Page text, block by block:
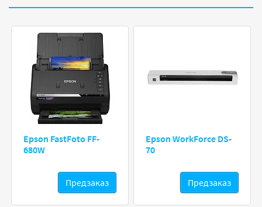
Epson FastFoto FF-
680W
Предзаказ
Epson WorkForce DS-
70
Предзаказ